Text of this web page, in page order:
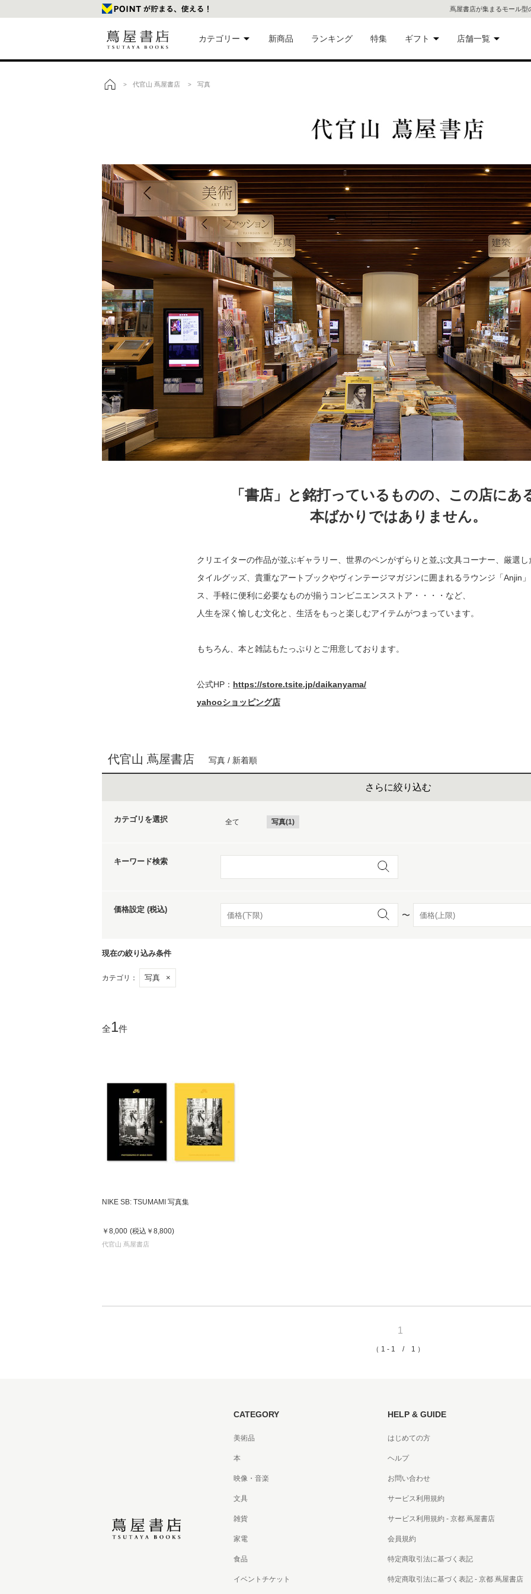
蔦屋書店が集まるモール型
カテゴリー
楽
文具
雑貨
家電
食品
eギフト
新商品 ランキング 特集 ギフト
eギフト
店舗一覧
銀座
書店
六本
屋書
京都
書店
京都
蔦屋
梅田
書店
枚方
六本
> 代官山 蔦屋書店 > 写真
「書店」と銘打っているものの、この店にあ
本ばかりではありません。
クリエイターの作品が並ぶギャラリー、世界のペンがずらりと並ぶ文具コーナー、厳選し
タイルグッズ、貴重なアートブックやヴィンテージマガジンに囲まれるラウンジ「Anjin
ス、手軽に便利に必要なものが揃うコンビニエンスストア・・・・など、
人生を深く愉しむ文化と、生活をもっと楽しむアイテムがつまっています。
もちろん、本と雑誌もたっぷりとご用意しております。
公式HP： https://store.tsite.jp/daikanyama/
yahooショッピング店
代官山 蔦屋書店 写真 / 新着順
さらに絞り込む
カテゴリを選択 全て 写真(1)
キーワード検索
価格設定 (税込)
〜
現在の絞り込み条件
カテゴリ： 写真 ×
全1件
NIKE SB: TSUMAMI 写真集
￥8,000 (税込 ￥8,800)
代官山 蔦屋書店
1
（ 1 - 1 / 1 ）
CATEGORY
美術品
本
映像・音楽
文具
雑貨
家電
食品
イベントチケット
HELP & GUIDE
はじめての方
ヘルプ
お問い合わせ
サービス利用規約
サービス利用規約 - 京都 蔦屋書店
会員規約
特定商取引法に基づく表記
特定商取引法に基づく表記 - 京都 蔦屋書店